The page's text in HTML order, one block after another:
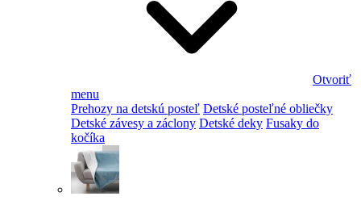
Otvoriť
menu
Prehozy na detskú posteľ Detské posteľné obliečky
Detské závesy a záclony Detské deky Fusaky do
kočíka